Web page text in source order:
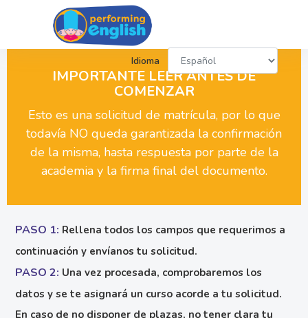
Idioma
IMPORTANTE LEER ANTES DE
COMENZAR
Esto es una solicitud de matrícula, por lo que
todavía NO queda garantizada la confirmación
de la misma, hasta respuesta por parte de la
academia y la firma final del documento.
PASO 1: Rellena todos los campos que requerimos a
continuación y envíanos tu solicitud.
PASO 2: Una vez procesada, comprobaremos los
datos y se te asignará un curso acorde a tu solicitud.
En caso de no disponer de plazas, no tener clara tu